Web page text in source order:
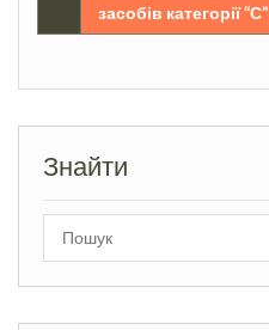
засобів категорії “С”
Знайти